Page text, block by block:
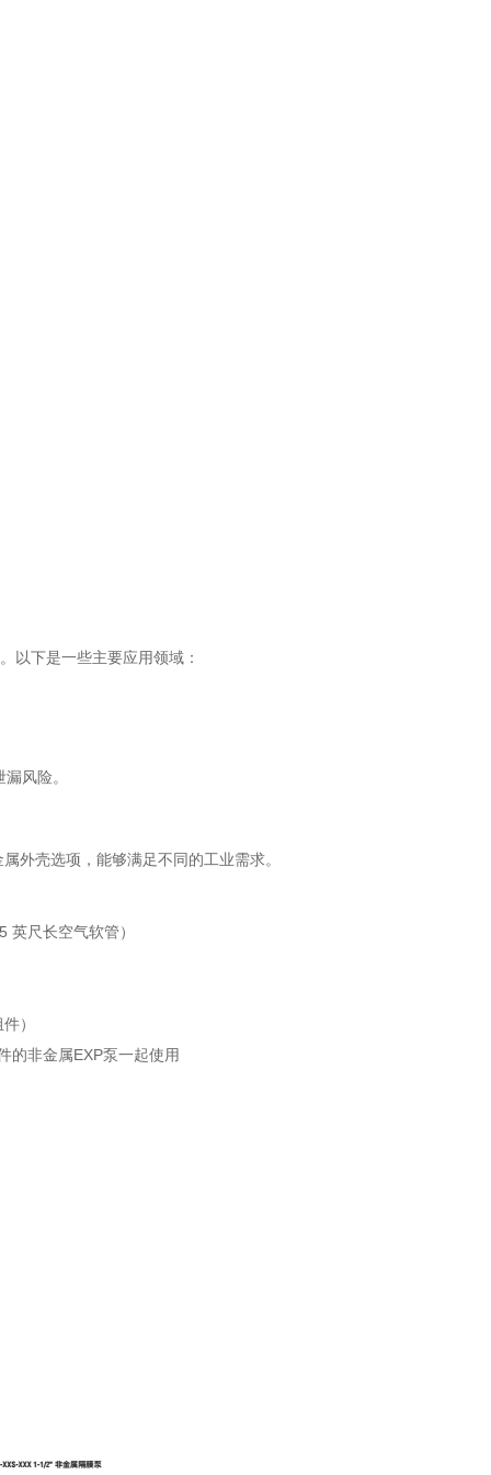
以下是一些主要应用领域：
风险。
外壳选项，能够满足不同的工业需求。
5 英尺长空气软管）
）
的非金属EXP泵一起使用